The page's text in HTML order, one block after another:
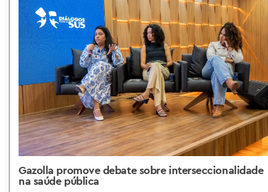
Gazolla promove debate sobre interseccionalidade
na saúde pública